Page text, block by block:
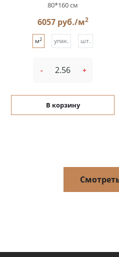
80*160 см
6057 руб./м2
м2 упак. шт.
- +
В корзину